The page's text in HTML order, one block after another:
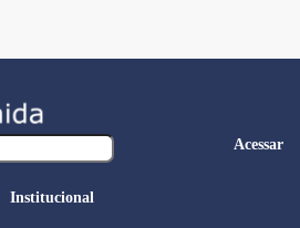
Acessar
Institucional